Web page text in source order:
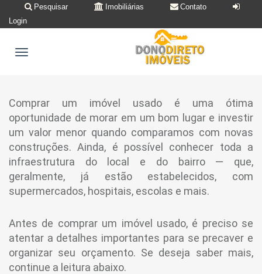
Pesquisar Imobiliárias
Contato
Login
Comprar um imóvel usado é uma ótima
oportunidade de morar em um bom lugar e investir
um valor menor quando comparamos com novas
construções. Ainda, é possível conhecer toda a
infraestrutura do local e do bairro — que,
geralmente, já estão estabelecidos, com
supermercados, hospitais, escolas e mais.
Antes de comprar um imóvel usado, é preciso se
atentar a detalhes importantes para se precaver e
organizar seu orçamento. Se deseja saber mais,
continue a leitura abaixo.